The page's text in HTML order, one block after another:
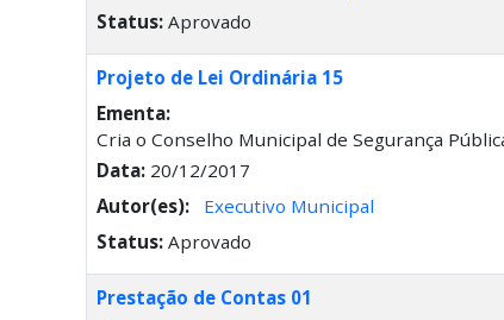
Status:Aprovado
Projeto de Lei Ordinária 15
Ementa:
Cria o Conselho Municipal de Segurança
Data:20/12/2017
Autor(es):
Executivo Municipal
Status:Aprovado
Prestação de Contas 01